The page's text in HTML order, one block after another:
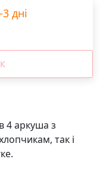
дні
4 аркуша з
так і